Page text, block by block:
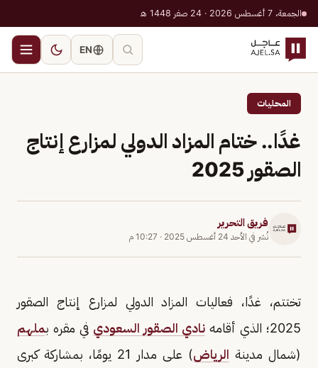
الجمعة، 7 أغسطس 2026 · 24 صفر 1448 هـ
EN
المحليات
غدًا.. ختام المزاد الدولي لمزارع إنتاج
الصقور 2025
فريق التحرير
نُشر في الأحد 24 أغسطس 2025 · 10:27 م
تختتم، غدًا، فعاليات المزاد الدولي لمزارع إنتاج الصقور
2025؛ الذي أقامه
نادي الصقور السعودي في مقره بملهم
(شمال مدينة الرياض
) على مدار 21 يومًا، بمشاركة كبرى